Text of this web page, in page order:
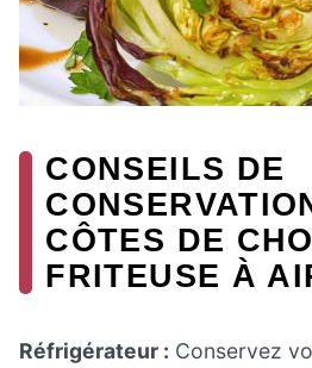
CONSEILS DE
CÔTES DE
FRITEUSE À
Réfrigérateur : Conservez